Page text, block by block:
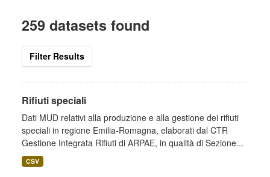
259 datasets found
Filter Results
Rifiuti speciali
Dati MUD relativi alla produzione e alla gestione dei rifiuti
speciali in regione Emilia-Romagna, elaborati dal CTR
Gestione Integrata Rifiuti di ARPAE, in qualità di Sezione...
CSV